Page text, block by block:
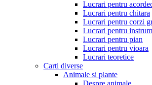
Lucrari pentru
Lucrari pentru chitara
Lucrari pentru corzi
Lucrari pentru
Lucrari pentru pian
Lucrari pentru vioara
Lucrari teoretice
Carti diverse
Animale si plante